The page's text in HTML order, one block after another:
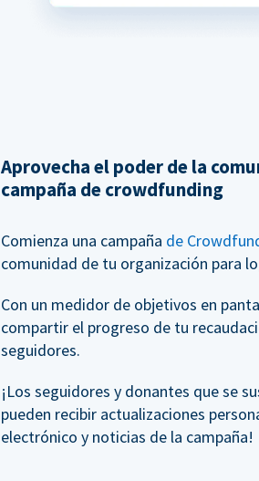
Aprovecha el poder de la
campaña de crowdfunding
Comienza una campaña de
comunidad de tu organización para
Con un medidor de objetivos en
compartir el progreso de tu
seguidores.
¡Los seguidores y donantes que se
pueden recibir actualizaciones
electrónico y noticias de la campaña!